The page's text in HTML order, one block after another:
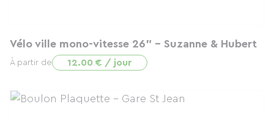
Vélo ville mono-vitesse 26" - Suzanne & Hubert
À partir de 12.00 € / jour